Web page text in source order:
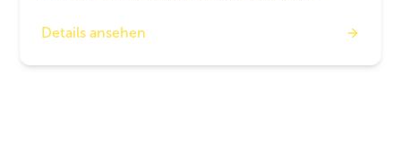
Details ansehen